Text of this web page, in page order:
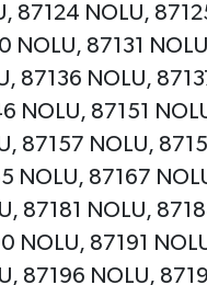
87124 NOLU,
NOLU, 87131
87136 NOLU,
NOLU, 87151
87157 NOLU,
NOLU, 87167
87181 NOLU,
NOLU, 87191
87196 NOLU,